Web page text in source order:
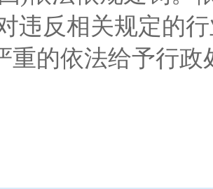
违反相关规定的
重的依法给予行